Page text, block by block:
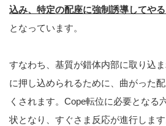
込み、特定の配座に強制誘導してや
となっています。
すなわち、基質が錯体内部に取り込
に押し込められるために、曲がった
くされます。Cope転位に必要となる
状となり、すぐさま反応が進行しま